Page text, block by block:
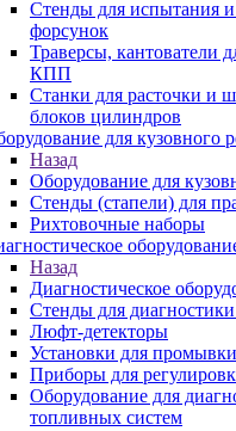
Стенды для испытания и
форсунок
Траверсы, кантователи
КПП
Станки для расточки и
блоков цилиндров
для кузовного
Назад
Оборудование для
Стенды (стапели) для
Рихтовочные наборы
Назад
Диагностическое
Стенды для
Люфт-детекторы
Установки для
Приборы для
Оборудование для
топливных систем